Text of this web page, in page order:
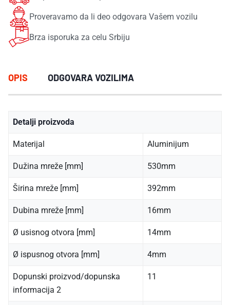
Proveravamo da li deo odgovara Vašem vozilu
Brza isporuka za celu Srbiju
OPIS ODGOVARA VOZILIMA
Detalji proizvoda
Materijal Aluminijum
Dužina mreže [mm] 530mm
Širina mreže [mm] 392mm
Dubina mreže [mm] 16mm
Ø usisnog otvora [mm] 14mm
Ø ispusnog otvora [mm] 4mm
Dopunski proizvod/dopunska
informacija 2
11